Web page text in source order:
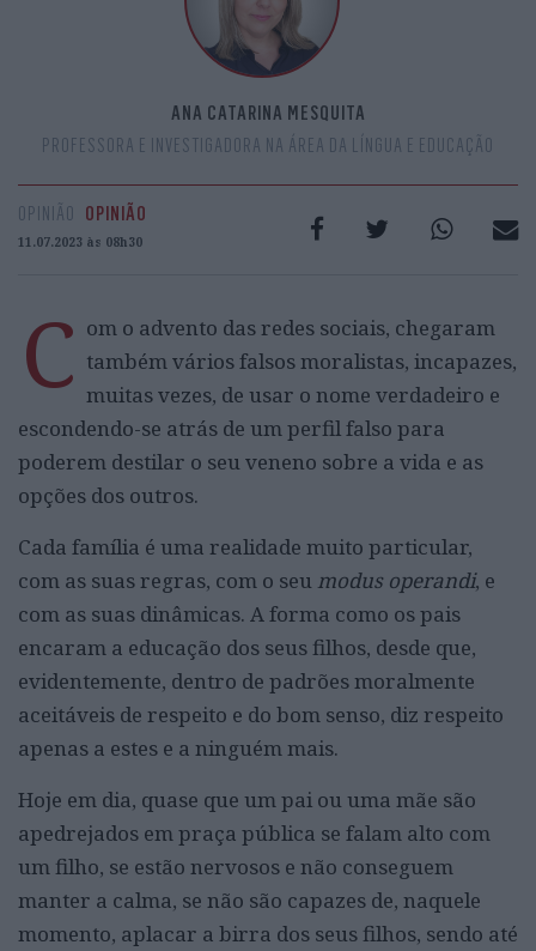
ANA CATARINA MESQUITA
PROFESSORA E INVESTIGADORA NA ÁREA DA LÍNGUA E EDUCAÇÃO
OPINIÃO OPINIÃO
11.07.2023 às 08h30
C om o advento das redes sociais, chegaram
também vários falsos moralistas, incapazes,
muitas vezes, de usar o nome verdadeiro e
escondendo-se atrás de um perfil falso para
poderem destilar o seu veneno sobre a vida e as
opções dos outros.
Cada família é uma realidade muito particular,
com as suas regras, com o seu modus operandi, e
com as suas dinâmicas. A forma como os pais
encaram a educação dos seus filhos, desde que,
evidentemente, dentro de padrões moralmente
aceitáveis de respeito e do bom senso, diz respeito
apenas a estes e a ninguém mais.
Hoje em dia, quase que um pai ou uma mãe são
apedrejados em praça pública se falam alto com
um filho, se estão nervosos e não conseguem
manter a calma, se não são capazes de, naquele
momento, aplacar a birra dos seus filhos, sendo até